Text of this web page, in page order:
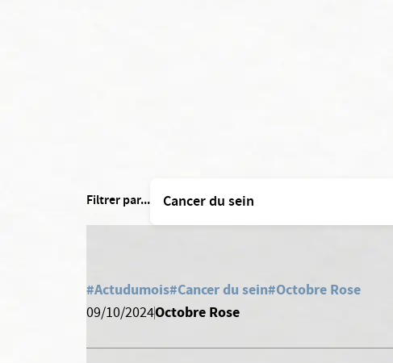
Filtrer par...
#Actudumois#Cancer du sein#Octobre Rose
09/10/2024Octobre Rose